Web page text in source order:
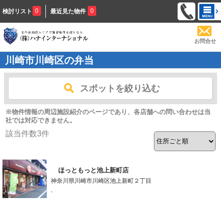
検討リスト 0 最近見た物件 0
お問合せ
川崎市川崎区の弁当
スポットを絞り込む
※物件情報の周辺施設紹介のページであり、各店舗への問い合わせは当
社では対応できません。
該当件数3件
ほっともっと池上新町店
神奈川県川崎市川崎区池上新町２丁目
-